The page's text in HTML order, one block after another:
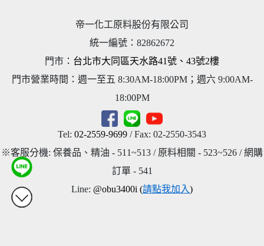
帝一化工原料股份有限公司
統一編號 ： 82862672
門市： 台北市大同區天水路41號、43號2樓
門市營業時間：週一至五 8:30AM-18:00PM；週六 9:00AM-
18:00PM
Tel: 02-2559-9699 / Fax: 02-2550-3543
※客服分機: 保養品、精油 - 511~513 / 原料相關 - 523~526 / 網購
訂單 - 541
Line: @obu3400i (請點我加入)